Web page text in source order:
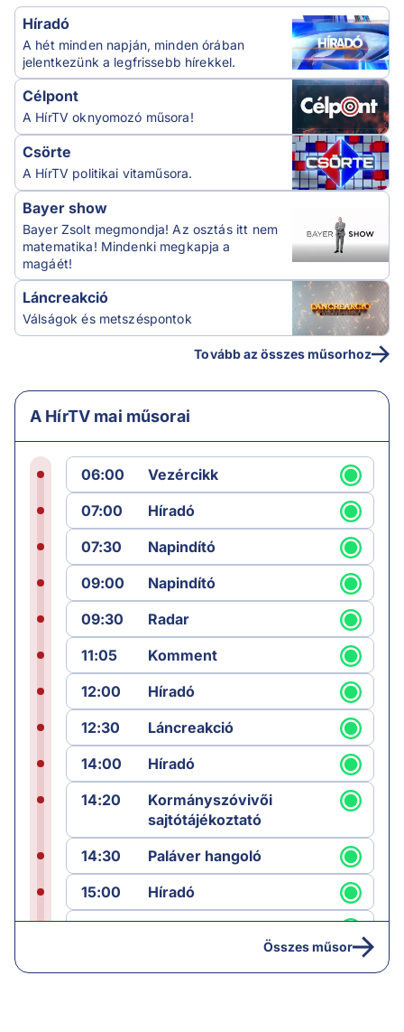
Híradó
A hét minden napján, minden órában
jelentkezünk a legfrissebb hírekkel.
Célpont
A HírTV oknyomozó műsora!
Csörte
A HírTV politikai vitaműsora.
Bayer show
Bayer Zsolt megmondja! Az osztás itt nem
matematika! Mindenki megkapja a
magáét!
Láncreakció
Válságok és metszéspontok
Tovább az összes műsorhoz
A HírTV mai műsorai
06:00
Vezércikk
07:00
Híradó
07:30
Napindító
09:00
Napindító
09:30
Radar
11:05
Komment
12:00
Híradó
12:30
Láncreakció
14:00
Híradó
14:20
Kormányszóvivői
sajtótájékoztató
14:30
Paláver hangoló
15:00
Híradó
15:30
Paláver
Összes műsor